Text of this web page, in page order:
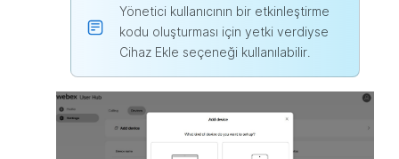
Yönetici kullanıcının bir etkinleştirme
kodu oluşturması için yetki verdiyse
Cihaz Ekle seçeneği kullanılabilir.